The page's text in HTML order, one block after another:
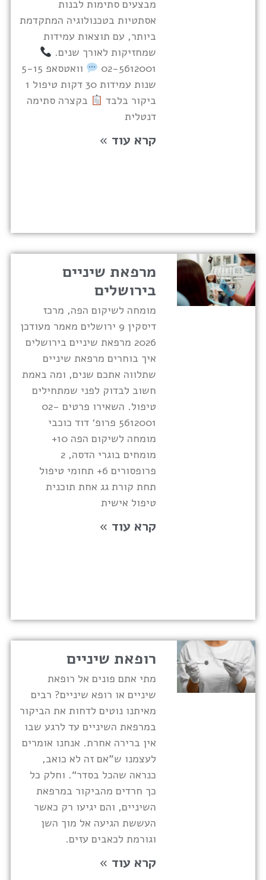
מבצעים סתימות לבנות
אסתטיות בטכנולוגיה המתקדמת
ביותר, עם תוצאות עמידות
שמחזיקות לאורך שנים.
02-5612001
וואטסאפ 5-15
שנות עמידות 30 דקות טיפול 1
ביקור בלבד
בקצרה סתימה
דנטלית
קרא עוד »
מרפאת שיניים
בירושלים
מומחה לשיקום הפה, מרכז
דיסקין 9 ירושלים מאמר מעודכן
2026 מרפאת שיניים בירושלים
איך בוחרים מרפאת שיניים
שתלווה אתכם שנים, ומה באמת
חשוב לבדוק לפני שמתחילים
טיפול. השאירו פרטים 02-
5612001 פרופ׳ דוד כוכבי
מומחה לשיקום הפה 10+
מומחים בוגרי הדסה, 2
פרופסורים 6+ תחומי טיפול
תחת קורת גג אחת תוכנית
טיפול אישית
קרא עוד »
רופאת שיניים
מתי אתם פונים אל רופאת
שיניים או רופא שיניים? רבים
מאיתנו נוטים לדחות את הביקור
במרפאת השיניים עד לרגע שבו
אין ברירה אחרת. אנחנו אומרים
לעצמנו ש"אם זה לא כואב,
כנראה שהכל בסדר“. וחלק כל
כך חרדים מהביקור במרפאת
השיניים, והם יגיעו רק כאשר
העששת הגיעה אל מוך השן
וגורמת לכאבים עזים.
קרא עוד »